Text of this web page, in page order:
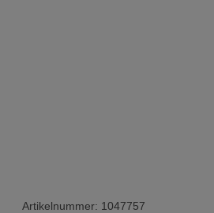
Artikelnummer: 1047757